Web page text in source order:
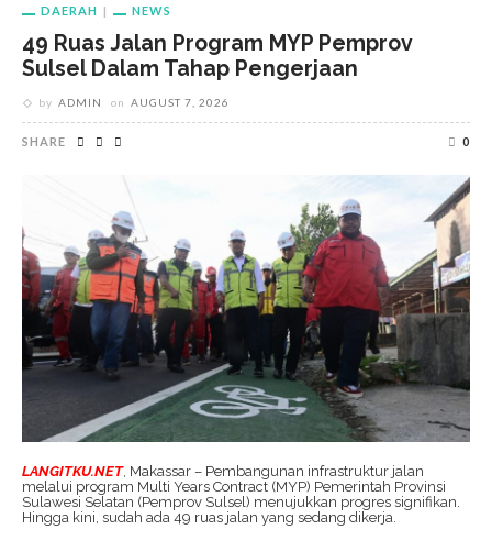
DAERAH NEWS
49 Ruas Jalan Program MYP Pemprov
Sulsel Dalam Tahap Pengerjaan
by ADMIN on AUGUST 7, 2026
SHARE 0
LANGITKU.NET, Makassar – Pembangunan infrastruktur jalan
melalui program Multi Years Contract (MYP) Pemerintah Provinsi
Sulawesi Selatan (Pemprov Sulsel) menujukkan progres signifikan.
Hingga kini, sudah ada 49 ruas jalan yang sedang dikerja.